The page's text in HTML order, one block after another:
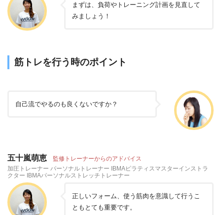
まずは、負荷やトレーニング計画を見直して
みましょう！
筋トレを行う時のポイント
自己流でやるのも良くないですか？
五十嵐萌恵 監修トレーナーからのアドバイス
加圧トレーナー パーソナルトレーナー IBMAピラティスマスターインストラ
クター IBMAパーソナルストレッチトレーナー
正しいフォーム、使う筋肉を意識して行うこ
ともとても重要です。